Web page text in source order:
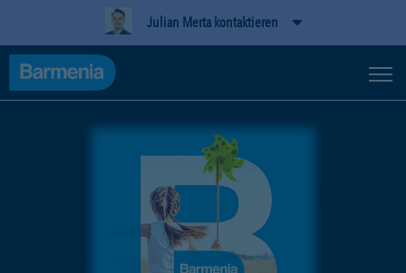
Julian Merta kontaktieren